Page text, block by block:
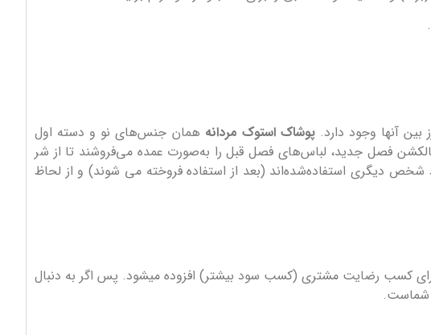
بین آنها وجود دارد.پوشاک استوک مردانه همان جنس‌های نو و دسته اول
کالکشن فصل جدید، لباس‌های فصل قبل را به‌صورت عمده می‌فروشند تا از شر
شخص دیگری استفاده‌شده‌اند (بعد از استفاده فروخته می شوند) و از لحاظ
برای کسب رضایت مشتری (کسب سود بیشتر) افزوده میشود. پس اگر به دنبال
شماست.